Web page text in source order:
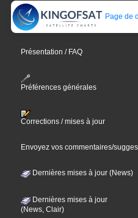
Page de
Présentation / FAQ
Préférences générales
Corrections / mises à jour
Envoyez vos commentaires/
Dernières mises à jour (News)
Dernières mises à jour
(News, Clair)